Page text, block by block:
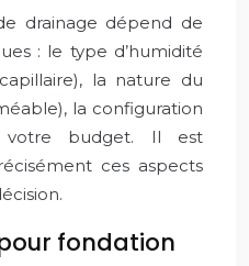
drainage dépend de
: le type d’humidité
la nature du
la configuration
budget. Il est
ces aspects
fondation